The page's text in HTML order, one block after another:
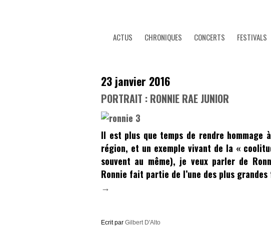
ACTUS CHRONIQUES CONCERTS FESTIVALS
23 janvier 2016
PORTRAIT : RONNIE RAE JUNIOR
Il est plus que temps de rendre hommage
région, et un exemple vivant de la «
souvent au même), je veux parler de
Ronnie fait partie de l’une des plus
→
Ecrit par Gilbert D'Alto